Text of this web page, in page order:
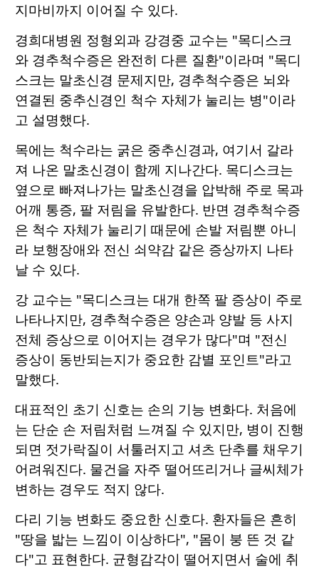
지마비까지 이어질 수 있다.
경희대병원 정형외과 강경중 교수는 "목디스크
와 경추척수증은 완전히 다른 질환"이라며 "목디
스크는 말초신경 문제지만, 경추척수증은 뇌와
연결된 중추신경인 척수 자체가 눌리는 병"이라
고 설명했다.
목에는 척수라는 굵은 중추신경과, 여기서 갈라
져 나온 말초신경이 함께 지나간다. 목디스크는
옆으로 빠져나가는 말초신경을 압박해 주로 목과
어깨 통증, 팔 저림을 유발한다. 반면 경추척수증
은 척수 자체가 눌리기 때문에 손발 저림뿐 아니
라 보행장애와 전신 쇠약감 같은 증상까지 나타
날 수 있다.
강 교수는 "목디스크는 대개 한쪽 팔 증상이 주로
나타나지만, 경추척수증은 양손과 양발 등 사지
전체 증상으로 이어지는 경우가 많다"며 "전신
증상이 동반되는지가 중요한 감별 포인트"라고
말했다.
대표적인 초기 신호는 손의 기능 변화다. 처음에
는 단순 손 저림처럼 느껴질 수 있지만, 병이 진행
되면 젓가락질이 서툴러지고 셔츠 단추를 채우기
어려워진다. 물건을 자주 떨어뜨리거나 글씨체가
변하는 경우도 적지 않다.
다리 기능 변화도 중요한 신호다. 환자들은 흔히
"땅을 밟는 느낌이 이상하다", "몸이 붕 뜬 것 같
다"고 표현한다. 균형감각이 떨어지면서 술에 취